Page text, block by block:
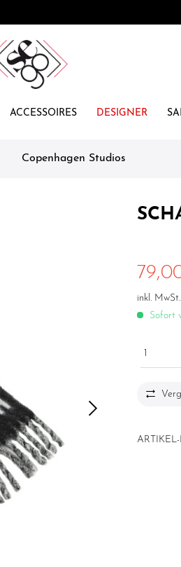
ACCESSOIRES DESIGNER
Copenhagen Studios
inkl.
Sofort
1
ARTIKEL-